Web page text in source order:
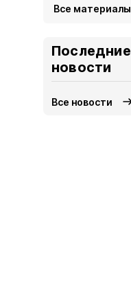
Все материалы
Последние
новости
Все новости